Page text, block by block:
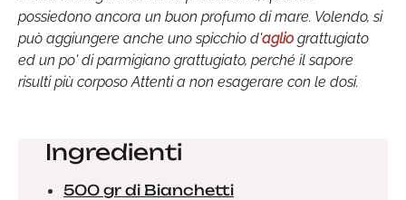
possiedono ancora un buon profumo di mare. Volendo, si
può aggiungere anche uno spicchio d'agliograttugiato
ed un po' di parmigiano grattugiato, perché il sapore
risulti più corposo Attenti a non esagerare con le dosi.
Ingredienti
500 gr di Bianchetti